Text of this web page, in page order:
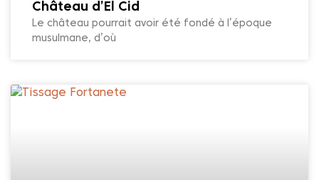
Château d’El Cid
Le château pourrait avoir été fondé à l’époque
musulmane, d’où